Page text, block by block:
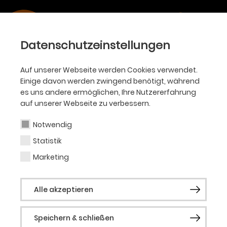
Datenschutzeinstellungen
Auf unserer Webseite werden Cookies verwendet.
Einige davon werden zwingend benötigt, während
es uns andere ermöglichen, Ihre Nutzererfahrung
auf unserer Webseite zu verbessern.
Notwendig
Statistik
Marketing
Alle akzeptieren
Speichern & schließen
SPIELZEIT
2022/23
Alle Sparten Oper Philharmoniker